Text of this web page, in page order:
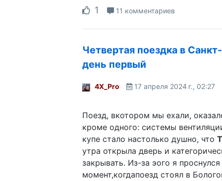
1 11 комментариев
Четвертая поездка в
день первый
4X_Pro 17 апреля 2024 г., 02:27
Поезд, вкотором мы ехали,
кроме одного: системы
купе стало настолько душно, что
утра открыла дверь и
закрывать. Из-за эого я
момент,когдапоезд стоял в